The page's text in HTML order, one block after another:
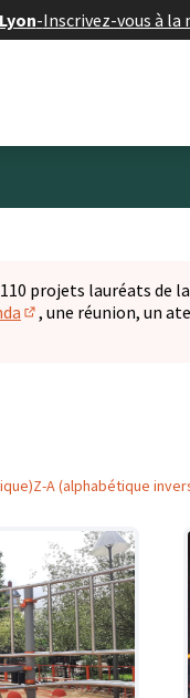
-Inscrivez-vous à
projets lauréats de
(S'ouvre dans un
, une réunion, un
Z-A (alphabétique